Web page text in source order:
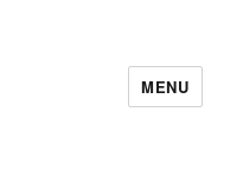
MENU